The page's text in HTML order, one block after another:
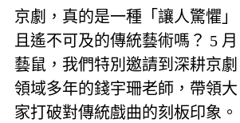
京劇，真的是一種「讓人驚懼」
且遙不可及的傳統藝術嗎？ 5 月
藝鼠，我們特別邀請到深耕京劇
領域多年的錢宇珊老師，帶領大
家打破對傳統戲曲的刻板印象。